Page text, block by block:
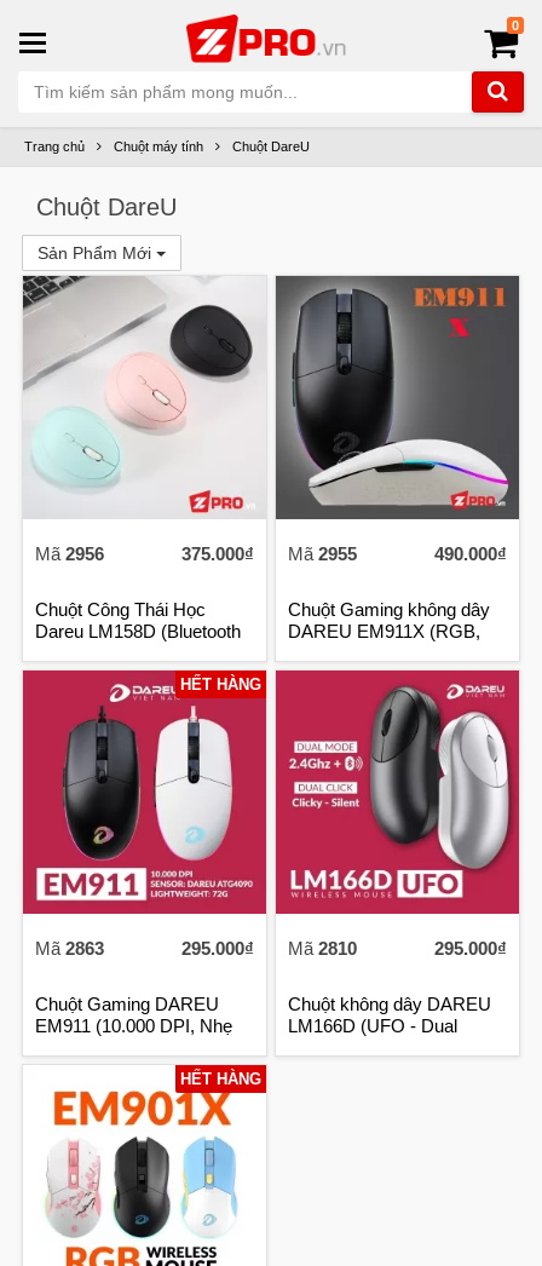
0
Trang chủ Chuột máy tính Chuột DareU
Chuột DareU
Sản Phẩm Mới
Mã 2956 375.000₫
Chuột Công Thái Học
Dareu LM158D (Bluetooth
Mã 2955 490.000₫
Chuột Gaming không dây
DAREU EM911X (RGB,
HẾT HÀNG
Mã 2863 295.000₫
Chuột Gaming DAREU
EM911 (10.000 DPI, Nhẹ
Mã 2810 295.000₫
Chuột không dây DAREU
LM166D (UFO - Dual
HẾT HÀNG